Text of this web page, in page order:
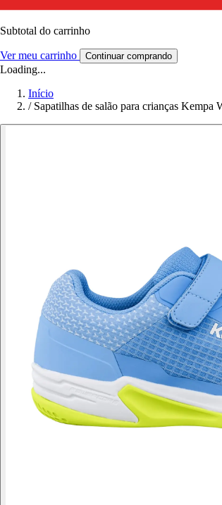
Subtotal do carrinho
Ver meu carrinho Continuar comprando
Loading...
Início
/ Sapatilhas de salão para crianças Kempa